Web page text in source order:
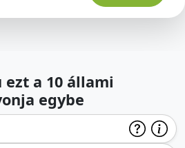
a 10 állami
egybe